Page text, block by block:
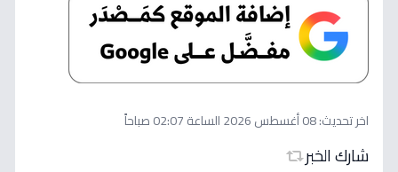
اخر تحديث:08 أغسطس 2026 الساعة 02:07 صباحاً
شارك الخبر